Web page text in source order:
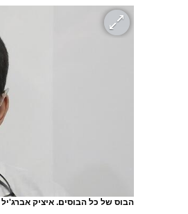
הבוס של כל הבוסים. איציק אברג'יל